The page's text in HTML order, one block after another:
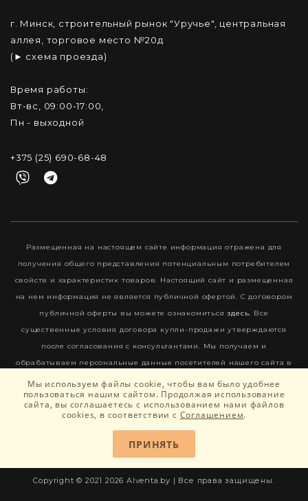
г. Минск, строительный рынок "Уручье", центральная
аллея, торговое место №20д
(► схема проезда)
Время работы:
Вт-вс, 09:00-17:00,
Пн - выходной
+375 (25) 690-68-48
Размещенная на настоящем сайте информация отражена для
получения общего представления потенциальным потребителем
свойств и характеристик товаров. Настоящий сайт и размещенная
на нем информация не является публичной офертой. С договором
публичной оферты вы можете ознакомитьсяздесь. Все
существенные условия договора купли-продажи утверждаются
после согласования с консультантами. Мы получаем и
обрабатываем персональные данные посетителей нашего сайта в
соответствии с
Политикой конфиденциальности
. Если вы не даете
согласия на обработку своих персональных данных, вам
необходимо покинуть наш сайт. Актуальность цен и наличие
уточняйте у менеджера в день обращения.
Copyright © 2021 2026 Alventa.by | Все права защищены.
Мы используем файлы cookie, чтобы вам было удобнее
пользоваться нашим сайтом. Продолжая использование
сайта, вы соглашаетесь c использованием нами файлов
cookies, в соответствии с Соглашением.
ПРИНЯТЬ